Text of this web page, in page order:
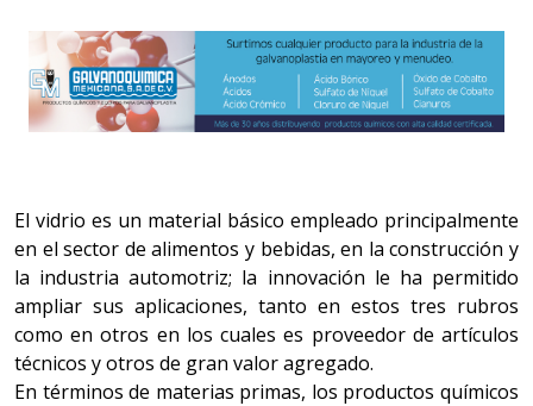
El vidrio es un material básico empleado principalmente
en el sector de alimentos y bebidas, en la construcción y
la industria automotriz; la innovación le ha permitido
ampliar sus aplicaciones, tanto en estos tres rubros
como en otros en los cuales es proveedor de artículos
técnicos y otros de gran valor agregado.
En términos de materias primas, los productos químicos